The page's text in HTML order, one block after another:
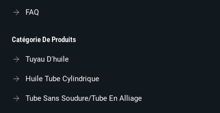
FAQ
Catégorie De Produits
Tuyau D'huile
Huile Tube Cylindrique
Tube Sans Soudure/tube En Alliage